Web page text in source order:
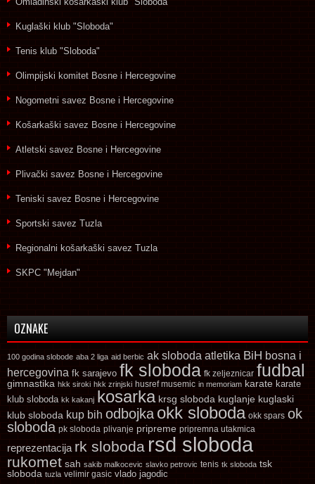
Kuglaški klub "Sloboda"
Tenis klub "Sloboda"
Olimpijski komitet Bosne i Hercegovine
Nogometni savez Bosne i Hercegovine
Košarkaški savez Bosne i Hercegovine
Atletski savez Bosne i Hercegovine
Plivački savez Bosne i Hercegovine
Teniski savez Bosne i Hercegovine
Sportski savez Tuzla
Regionalni košarkaški savez Tuzla
SKPC "Mejdan"
OZNAKE
100 godina slobode aba 2 liga aid berbic ak sloboda atletika BiH bosna i
hercegovina fk sarajevo fk sloboda fk zeljeznicar fudbal
gimnastika hkk siroki hkk zrinjski husref musemic in memoriam karate karate
klub sloboda kk kakanj kosarka krsg sloboda kuglanje kuglaski
klub sloboda kup bih odbojka okk sloboda okk spars ok
sloboda pk sloboda plivanje pripreme pripremna utakmica
reprezentacija rk sloboda rsd sloboda
rukomet sah sakib malkocevic slavko petrovic tenis tk sloboda tsk
sloboda tuzla velimir gasic vlado jagodic